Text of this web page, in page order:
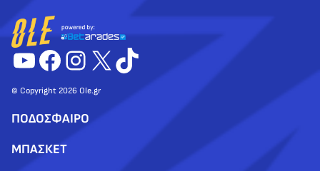
YouTube
Facebook
Instagram
X TikTok
© Copyright 2026 Ole.gr
ΠΟΔΟΣΦΑΙΡΟ
ΜΠΑΣΚΕΤ